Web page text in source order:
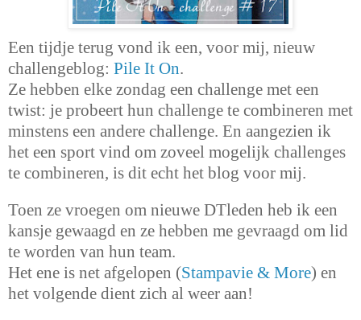
Een tijdje terug vond ik een, voor mij, nieuw
challengeblog: Pile It On.
Ze hebben elke zondag een challenge met een
twist: je probeert hun challenge te combineren met
minstens een andere challenge. En aangezien ik
het een sport vind om zoveel mogelijk challenges
te combineren, is dit echt het blog voor mij.
Toen ze vroegen om nieuwe DTleden heb ik een
kansje gewaagd en ze hebben me gevraagd om lid
te worden van hun team.
Het ene is net afgelopen (Stampavie & More) en
het volgende dient zich al weer aan!